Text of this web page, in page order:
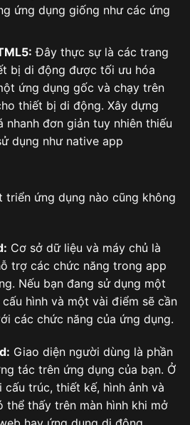
ứng dụng giống như các ứng
Đây thực sự là các trang
bị di động được tối ưu hóa
ứng dụng gốc và chạy trên
thiết bị di động. Xây dựng
nhanh đơn giản tuy nhiên thiếu
dụng như native app
triển ứng dụng nào cũng không
Cơ sở dữ liệu và máy chủ là
trợ các chức năng trong app
Nếu bạn đang sử dụng một
hình và một vài điểm sẽ cần
các chức năng của ứng dụng.
Giao diện người dùng là phần
tác trên ứng dụng của bạn. Ở
cấu trúc, thiết kế, hình ảnh và
thể thấy trên màn hình khi mở